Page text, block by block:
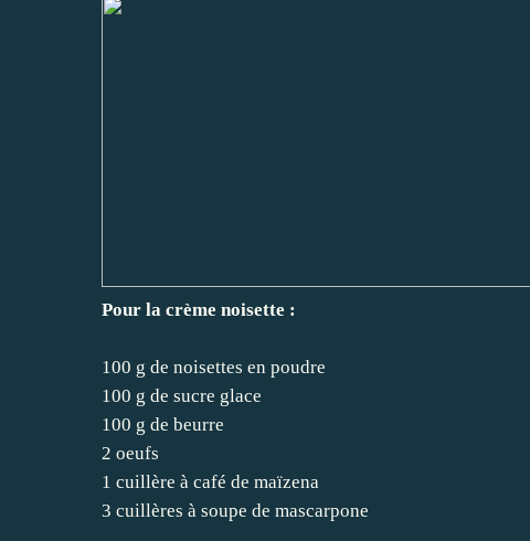
Pour la crème noisette :
100 g de noisettes en poudre
100 g de sucre glace
100 g de beurre
2 oeufs
1 cuillère à café de maïzena
3 cuillères à soupe de mascarpone